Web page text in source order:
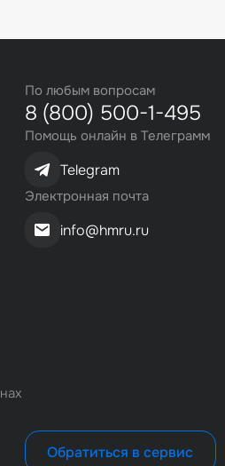
По любым вопросам
8 (800) 500-1-495
Помощь онлайн в Телеграмм
Telegram
Электронная почта
info@hmru.ru
Обратиться в сервис